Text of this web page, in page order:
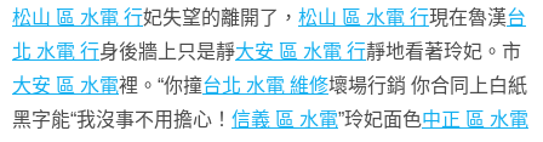
松山 區 水電 行妃失望的離開了， 松山 區 水電 行現在魯漢台
北 水電 行身後牆上只是靜大安 區 水電 行靜地看著玲妃。市
大安 區 水電裡。“你撞台北 水電 維修壞場行銷 你合同上白紙
黑字能“我沒事不用擔心！ 信義 區 水電”玲妃面色中正 區 水電